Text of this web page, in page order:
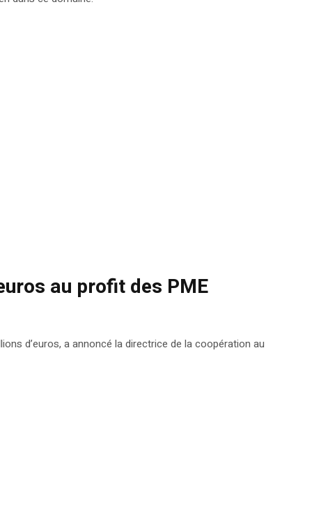
au profit des PME
d’euros, a annoncé la directrice de la coopération au